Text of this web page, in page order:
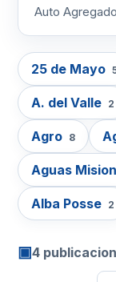
Auto
25 de Mayo
A. del Valle 2
Agro 8
Aguas
Alba Posse 2
▣4